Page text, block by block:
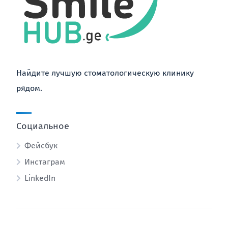
Найдите лучшую стоматологическую клинику
рядом.
Социальное
Фейсбук
Инстаграм
LinkedIn